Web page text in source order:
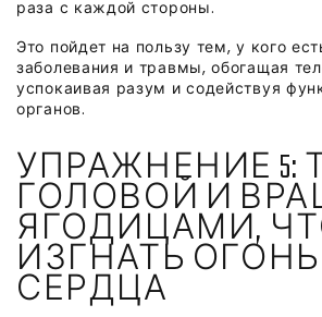
раза с каждой стороны.
Это пойдет на пользу тем, у кого
заболевания и травмы, обогащая
успокаивая разум и содействуя
органов.
УПРАЖНЕНИЕ 5:
ГОЛОВОЙ И
ЯГОДИЦАМИ,
ИЗГНАТЬ ОГОНЬ
СЕРДЦА